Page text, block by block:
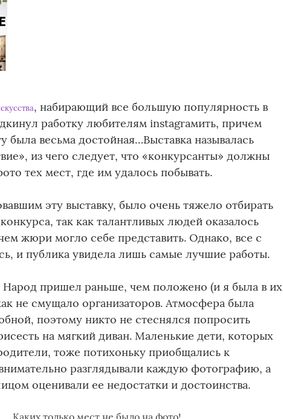
, набирающий все большую популярность в
работку любителям instagraмить, причем
была весьма достойная…Выставка называлась
из чего следует, что «конкурсанты» должны
тех мест, где им удалось побывать.
эту выставку, было очень тяжело отбирать
так как талантливых людей оказалось
жюри могло себе представить. Однако, все с
и публика увидела лишь самые лучшие работы.
Народ пришел раньше, чем положено (и я была в их
не смущало организаторов. Атмосфера была
поэтому никто не стеснялся попросить
на мягкий диван. Маленькие дети, которых
тоже потихоньку приобщались к
разглядывали каждую фотографию, а
оценивали ее недостатки и достоинства.
Каких только мест не было на фото!